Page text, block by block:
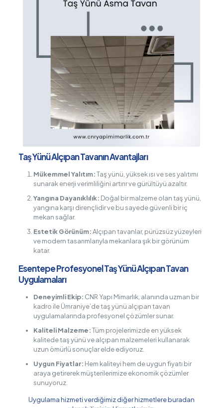
Taş Yünü Alçıpan Tavanın Avantajları
Mükemmel Yalıtım:Taş yünü, yüksek ısı ve ses yalıtımı
sunarak enerji verimliliğini artırır ve gürültüyü azaltır.
Yangına Dayanıklılık: Doğal bir malzeme olan taş yünü,
yangına karşı dirençlidir ve bu sayede güvenli bir iç
mekan sağlar.
Estetik Görünüm:Alçıpan tavanlar, pürüzsüz yüzeyleri
ve modern tasarımlarıyla mekanlara şık bir görünüm
katar.
Esentepe Profesyonel Taş Yünü Alçıpan Tavan
Uygulamaları
Deneyimli Ekip: CNR Yapı Mimarlık, alanında uzman bir
kadro ile Ümraniye’de taş yünü alçıpan tavan
uygulamalarında profesyonel çözümler sunar.
Kaliteli Malzeme:Tüm projelerimizde en yüksek
kalitede taş yünü ve alçıpan malzemeleri kullanarak
uzun ömürlü sonuçlar elde ediyoruz.
Uygun Fiyatlar: Hem kaliteyi hem de uygun fiyatı bir
araya getirerek müşterilerimize ekonomik çözümler
sunuyoruz.
Uygulama hizmeti verdiğimiz diğer hizmetlere buradan